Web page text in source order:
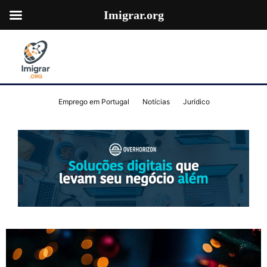
Emprego em Portugal Notícias Jurídico
Imigrar.org